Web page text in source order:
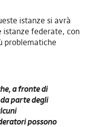
istanze si avrà
istanze federate, con
problematiche
a fronte di
parte degli
possono